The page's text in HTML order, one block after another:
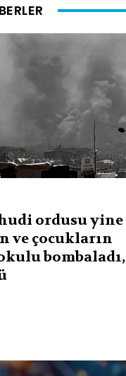
ordusu yine
ve çocukların
okulu bombaladı,